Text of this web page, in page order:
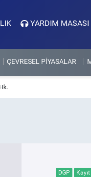
YARDIM MASASI
ÇEVRESEL PİYASALAR
DGP